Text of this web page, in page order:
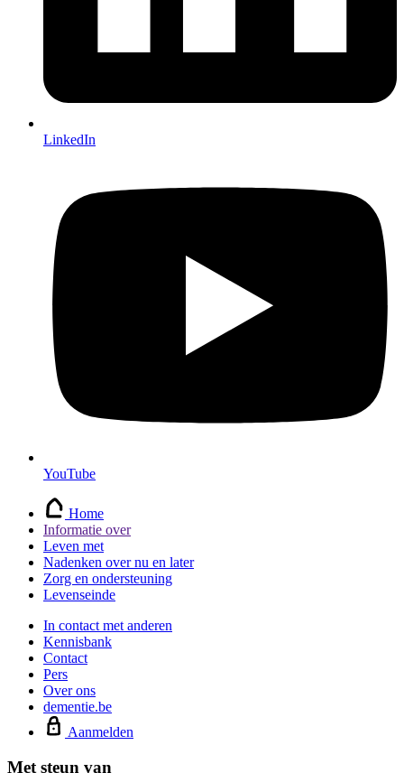
LinkedIn
YouTube
Home
Informatie over
Leven met
Nadenken over nu en later
Zorg en ondersteuning
Levenseinde
In contact met anderen
Kennisbank
Contact
Pers
Over ons
dementie.be
Aanmelden
Met steun van